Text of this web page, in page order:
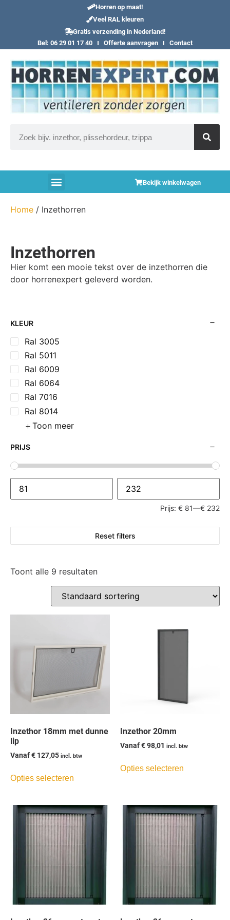
Horren op maat!
Veel RAL kleuren
Gratis verzending in Nederland!
Bel: 06 29 01 17 40
Offerte aanvragen Contact
Bekijk winkelwagen
Home / Inzethorren
Inzethorren
Hier komt een mooie tekst over de inzethorren die
door horrenexpert geleverd worden.
KLEUR
Ral 3005
Ral 5011
Ral 6009
Ral 6064
Ral 7016
Ral 8014
Toon meer
PRIJS
Prijs: € 81—€ 232
Reset filters
Toont alle 9 resultaten
Inzethor 18mm met dunne
lip
Vanaf€ 127,05 incl. btw
Opties selecteren
Inzethor 20mm
Vanaf€98,01 incl. btw
Opties selecteren